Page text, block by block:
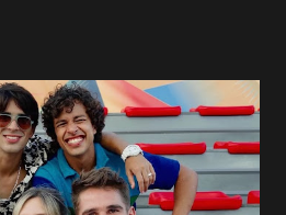
demonstrou ser o tipo de
durante toda a vida. Camila
e imagina como seria o
seduzi-lo. Manuel avisa a